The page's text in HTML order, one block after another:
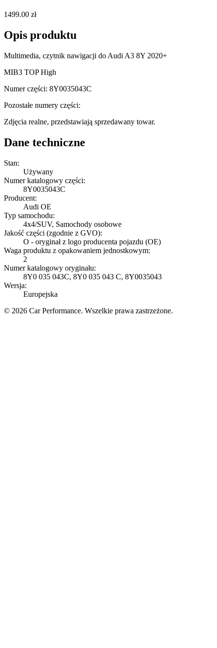
1499.00 zł
Opis produktu
Multimedia, czytnik nawigacji do Audi A3 8Y 2020+
MIB3 TOP High
Numer części: 8Y0035043C
Pozostałe numery części:
Zdjęcia realne, przedstawiają sprzedawany towar.
Dane techniczne
Stan:
Używany
Numer katalogowy części:
8Y0035043C
Producent:
Audi OE
Typ samochodu:
4x4/SUV, Samochody osobowe
Jakość części (zgodnie z GVO):
O - oryginał z logo producenta pojazdu (OE)
Waga produktu z opakowaniem jednostkowym:
2
Numer katalogowy oryginału:
8Y0 035 043C, 8Y0 035 043 C, 8Y0035043
Wersja:
Europejska
© 2026 Car Performance. Wszelkie prawa zastrzeżone.